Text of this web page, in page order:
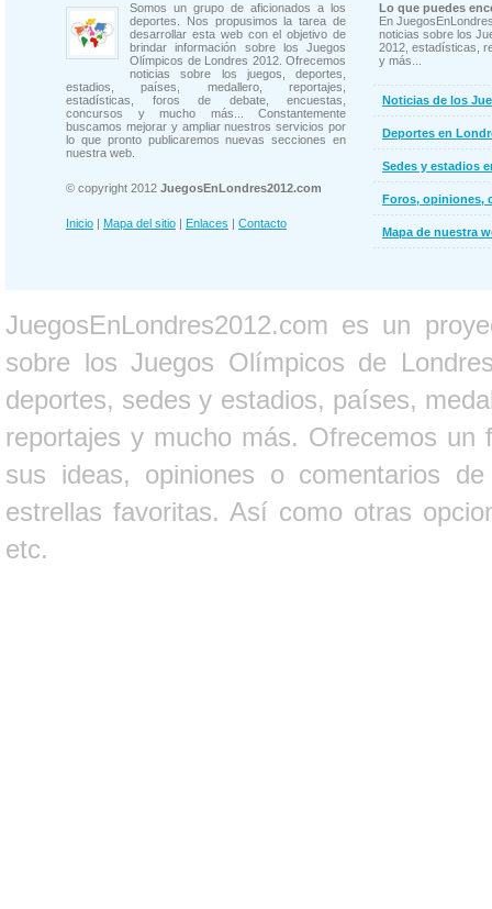
Somos un grupo de aficionados a los
deportes. Nos propusimos la tarea de
desarrollar esta web con el objetivo de
brindar información sobre los Juegos
Olímpicos de Londres 2012. Ofrecemos
noticias sobre los juegos, deportes,
estadios, países, medallero, reportajes,
estadísticas, foros de debate, encuestas,
concursos y mucho más... Constantemente
buscamos mejorar y ampliar nuestros servicios por
lo que pronto publicaremos nuevas secciones en
nuestra web.
© copyright 2012 JuegosEnLondres2012.com
Inicio | Mapa del sitio | Enlaces | Contacto
Lo que puedes
En
noticias sobre los
2012, estadísticas,
y más...
Noticias de los
Deportes en
Sedes y estadios
Foros, opiniones,
Mapa de nuestra
JuegosEnLondres2012.com es un
sobre los Juegos Olímpicos de
deportes, sedes y estadios, países,
reportajes y mucho más. Ofrecemos un
sus ideas, opiniones o comentarios
estrellas favoritas. Así como otras
etc.